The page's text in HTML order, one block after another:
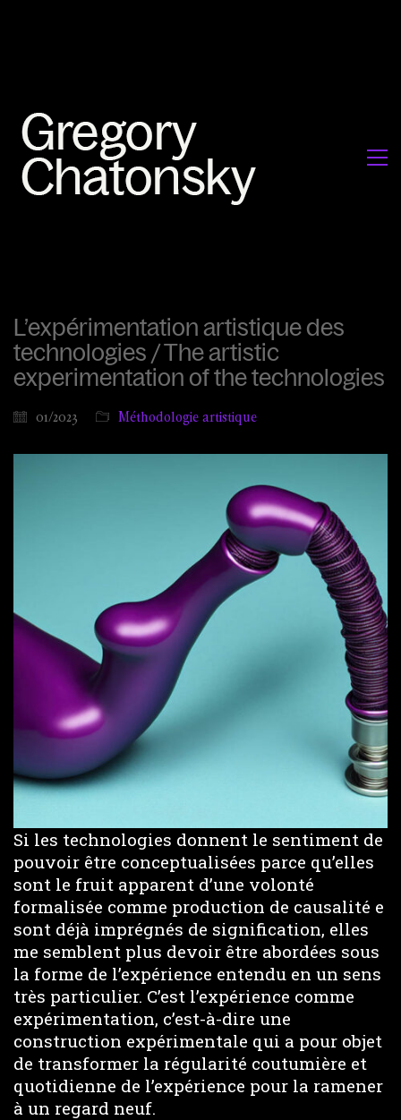
L’expérimentation artistique des
technologies / The artistic
experimentation of the technologies
01/2023 Méthodologie artistique
Si les technologies donnent le sentiment de
pouvoir être conceptualisées parce qu’elles
sont le fruit apparent d’une volonté
formalisée comme production de causalité e
sont déjà imprégnés de signification, elles
me semblent plus devoir être abordées sous
la forme de l’expérience entendu en un sens
très particulier. C’est l’expérience comme
expérimentation, c’est-à-dire une
construction expérimentale qui a pour objet
de transformer la régularité coutumière et
quotidienne de l’expérience pour la ramener
à un regard neuf.